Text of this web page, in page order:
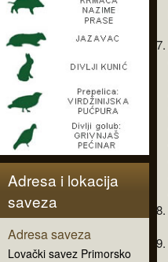
Adresa i lokacija
saveza
Adresa saveza
Lovački savez Primorsko